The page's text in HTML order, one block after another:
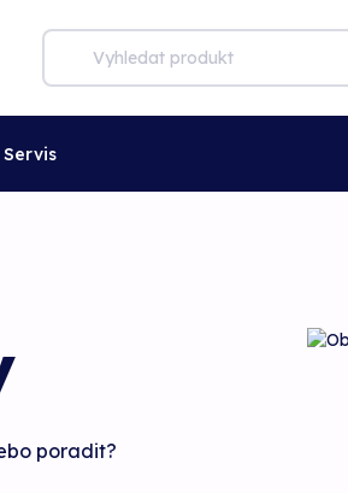
Servis
poradit?